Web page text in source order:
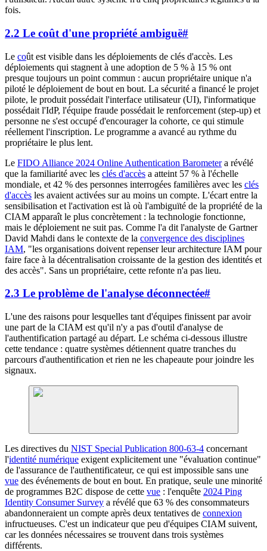
fois.
2.2 Le coût d'une propriété ambiguë#
Le coût est visible dans les déploiements de clés d'accès. Les
déploiements qui stagnent à une adoption de 5 % à 15 % ont
presque toujours un point commun : aucun propriétaire unique n'a
piloté le déploiement de bout en bout. La sécurité a financé le projet
pilote, le produit possédait l'interface utilisateur (UI), l'informatique
possédait l'IdP, l'équipe fraude possédait le renforcement (step-up) et
personne ne s'est occupé d'encourager la cohorte, ce qui stimule
réellement l'inscription. Le programme a avancé au rythme du
propriétaire le plus lent.
Le FIDO Alliance 2024 Online Authentication Barometera révélé
que la familiarité avec les clés d'accès a atteint 57 % à l'échelle
mondiale, et 42 % des personnes interrogées familières avec les clés
d'accès les avaient activées sur au moins un compte. L'écart entre la
sensibilisation et l'activation est là où l'ambiguïté de la propriété de la
CIAM apparaît le plus concrètement : la technologie fonctionne,
mais le déploiement ne suit pas. Comme l'a dit l'analyste de Gartner
David Mahdi dans le contexte de la convergence des disciplines
IAM, "les organisations doivent repenser leur architecture IAM pour
faire face à la décentralisation croissante de la gestion des identités et
des accès". Sans un propriétaire, cette refonte n'a pas lieu.
2.3 Le problème de l'analyse déconnectée#
L'une des raisons pour lesquelles tant d'équipes finissent par avoir
une part de la CIAM est qu'il n'y a pas d'outil d'analyse de
l'authentification partagé au départ. Le schéma ci-dessous illustre
cette tendance : quatre systèmes détiennent quatre tranches du
parcours d'authentification et rien ne les chapeaute pour joindre les
signaux.
Les directives du NIST Special Publication 800-63-4 concernant
l'identité numérique exigent explicitement une "évaluation continue"
de l'assurance de l'authentificateur, ce qui est impossible sans une
vue des événements de bout en bout. En pratique, seule une minorité
de programmes B2C dispose de cette vue : l'enquête 2024 Ping
Identity Consumer Survey a révélé que 63 % des consommateurs
abandonneraient un compte après deux tentatives de connexion
infructueuses. C'est un indicateur que peu d'équipes CIAM suivent,
car les données nécessaires se trouvent dans trois systèmes
différents.